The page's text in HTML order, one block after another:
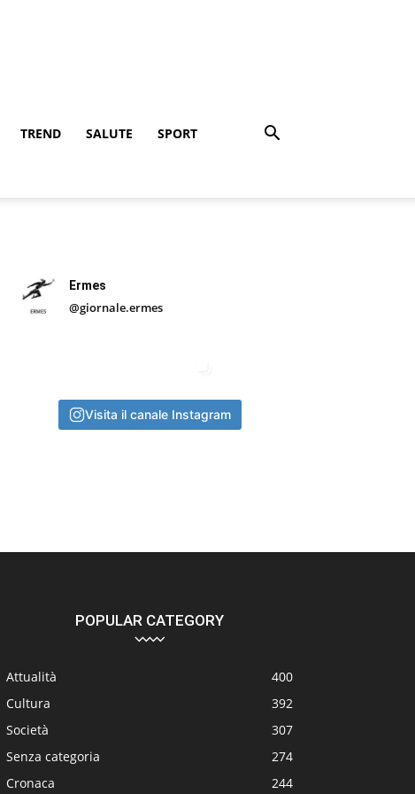
TREND SALUTE SPORT
Ermes
@giornale.ermes
Visita il canale Instagram
POPULAR CATEGORY
Attualità
400
Cultura
392
Società
307
Senza categoria
274
Cronaca
244